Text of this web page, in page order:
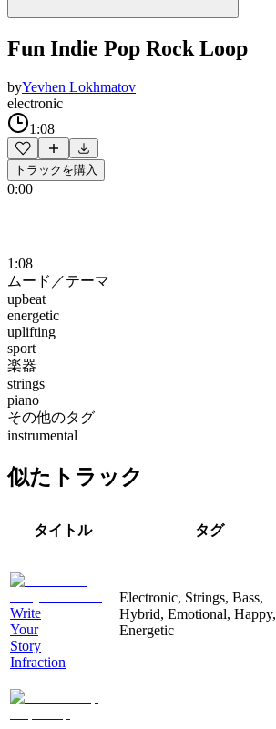
Fun Indie Pop Rock Loop
byYevhen Lokhmatov
electronic
1:08
トラックを購入
0:00
1:08
ムード／テーマ
upbeat
energetic
uplifting
sport
楽器
strings
piano
その他のタグ
instrumental
似たトラック
タイトル タグ
Write
Your
Story
Infraction
Electronic, Strings, Bass,
Hybrid, Emotional, Happy,
Energetic